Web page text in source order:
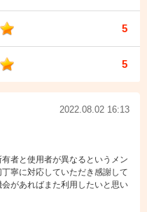
5
5
2022.08.02 16:13
者と使用者が異なるというメン
寧に対応していただき感謝して
があればまた利用したいと思い